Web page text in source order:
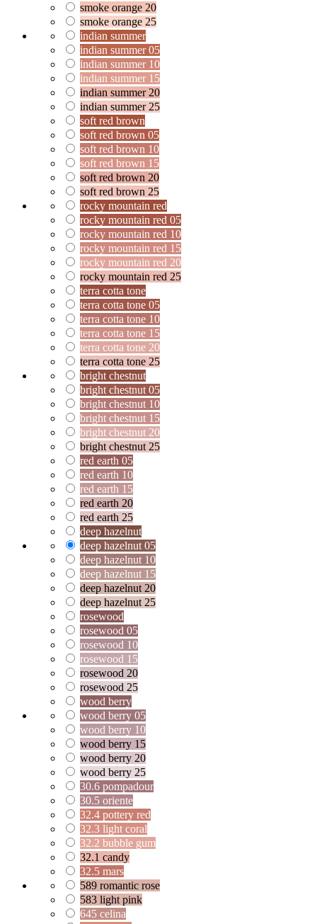
smoke orange 20
smoke orange 25
indian summer
indian summer 05
indian summer 10
indian summer 15
indian summer 20
indian summer 25
soft red brown
soft red brown 05
soft red brown 10
soft red brown 15
soft red brown 20
soft red brown 25
rocky mountain red
rocky mountain red 05
rocky mountain red 10
rocky mountain red 15
rocky mountain red 20
rocky mountain red 25
terra cotta tone
terra cotta tone 05
terra cotta tone 10
terra cotta tone 15
terra cotta tone 20
terra cotta tone 25
bright chestnut
bright chestnut 05
bright chestnut 10
bright chestnut 15
bright chestnut 20
bright chestnut 25
red earth 05
red earth 10
red earth 15
red earth 20
red earth 25
deep hazelnut
deep hazelnut 05
deep hazelnut 10
deep hazelnut 15
deep hazelnut 20
deep hazelnut 25
rosewood
rosewood 05
rosewood 10
rosewood 15
rosewood 20
rosewood 25
wood berry
wood berry 05
wood berry 10
wood berry 15
wood berry 20
wood berry 25
30.6 pompadour
30.5 oriente
32.4 pottery red
32.3 light coral
32.2 bubble gum
32.1 candy
32.5 mars
589 romantic rose
583 light pink
645 celina